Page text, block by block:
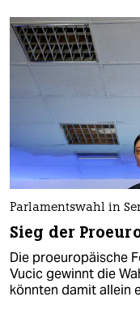
Parlamentswahl in
Sieg der
Die proeuropäische
Vucic gewinnt die
könnten damit allein